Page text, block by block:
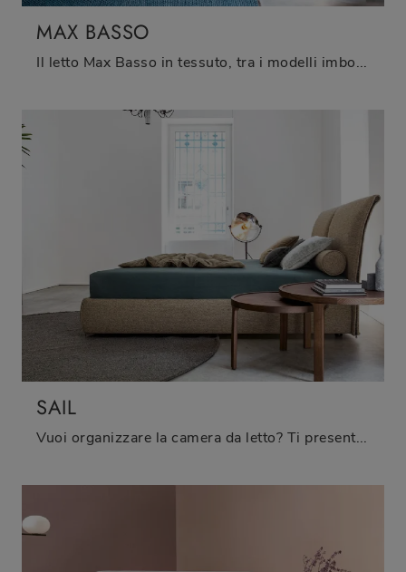
MAX BASSO
Il letto Max Basso in tessuto, tra i modelli imbottiti matrimoniali moderni di Twils, è perfetto per assicurarti il relax totale.
SAIL
Vuoi organizzare la camera da letto? Ti presentiamo il letto in tessuto Sail di Twils per spazi moderni.